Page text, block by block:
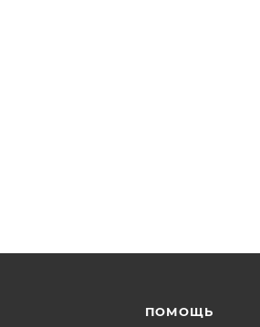
ПОМОЩЬ